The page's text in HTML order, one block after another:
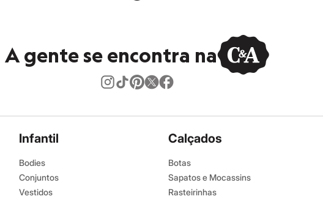
A gente se encontra na
Infantil
Bodies
Conjuntos
Vestidos
Calçados
Botas
Sapatos e Mocassins
Rasteirinhas